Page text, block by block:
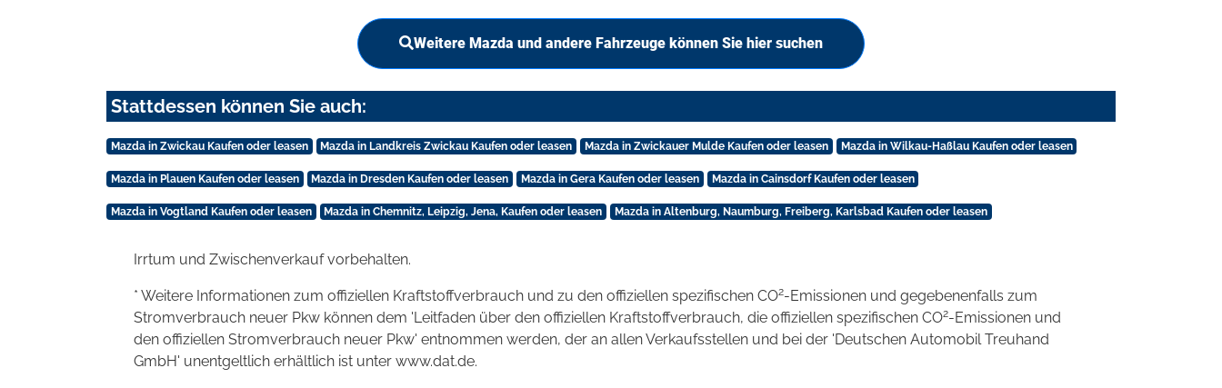
Weitere Mazda und andere Fahrzeuge können Sie hier suchen
Stattdessen können Sie auch:
Mazda in Zwickau Kaufen oder leasen Mazda in Landkreis Zwickau Kaufen oder leasen Mazda in Zwickauer Mulde Kaufen oder leasen Mazda in Wilkau-Haßlau Kaufen oder leasen
Mazda in Plauen Kaufen oder leasen Mazda in Dresden Kaufen oder leasen Mazda in Gera Kaufen oder leasen Mazda in Cainsdorf Kaufen oder leasen
Mazda in Vogtland Kaufen oder leasen Mazda in Chemnitz, Leipzig, Jena, Kaufen oder leasen Mazda in Altenburg, Naumburg, Freiberg, Karlsbad Kaufen oder leasen
Irrtum und Zwischenverkauf vorbehalten.
* Weitere Informationen zum offiziellen Kraftstoffverbrauch und zu den offiziellen spezifischen CO2-Emissionen und gegebenenfalls zum
Stromverbrauch neuer Pkw können dem 'Leitfaden über den offiziellen Kraftstoffverbrauch, die offiziellen spezifischen CO2-Emissionen und
den offiziellen Stromverbrauch neuer Pkw' entnommen werden, der an allen Verkaufsstellen und bei der 'Deutschen Automobil Treuhand
GmbH' unentgeltlich erhältlich ist unter www.dat.de.